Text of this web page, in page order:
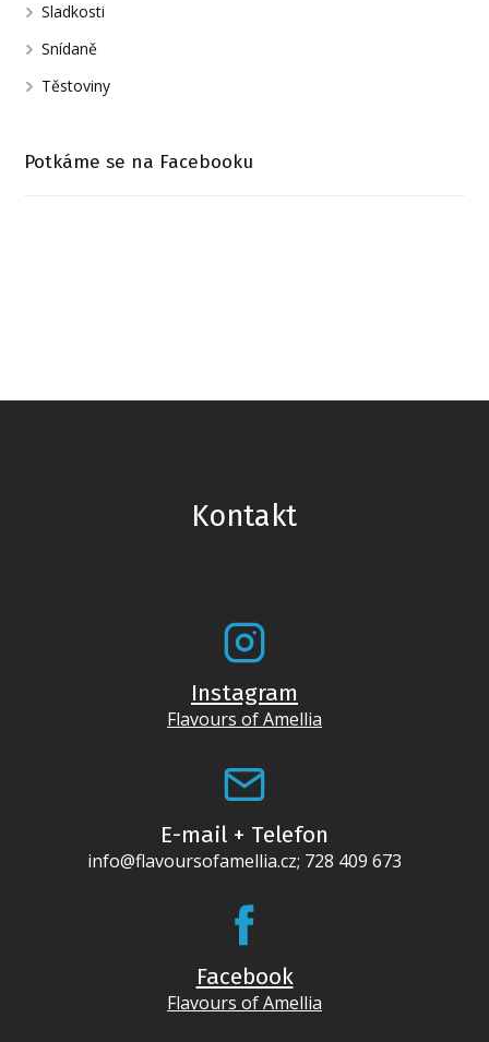
Sladkosti
Snídaně
Těstoviny
Potkáme se na Facebooku
Kontakt
Instagram
Flavours of Amellia
E-mail + Telefon
info@flavoursofamellia.cz; 728 409 673
Facebook
Flavours of Amellia